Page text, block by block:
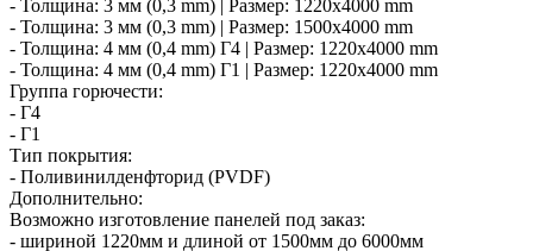
- Толщина: 3 мм (0,3 mm) | Размер: 1220х4000 mm
- Толщина: 3 мм (0,3 mm) | Размер: 1500х4000 mm
- Толщина: 4 мм (0,4 mm) Г4 | Размер: 1220х4000 mm
- Толщина: 4 мм (0,4 mm) Г1 | Размер: 1220х4000 mm
Группа горючести:
- Г4
- Г1
Тип покрытия:
- Поливинилденфторид (PVDF)
Дополнительно:
Возможно изготовление панелей под заказ:
- шириной 1220мм и длиной от 1500мм до 6000мм